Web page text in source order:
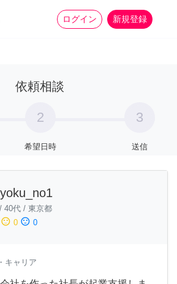
ログイン 新規登録
家事 more_horiz
依頼相談
2
希望日時
3
送信
/ 40代 / 東京都
sentiment_neutral 0 sentiment_dissatisfied 0
キャリア